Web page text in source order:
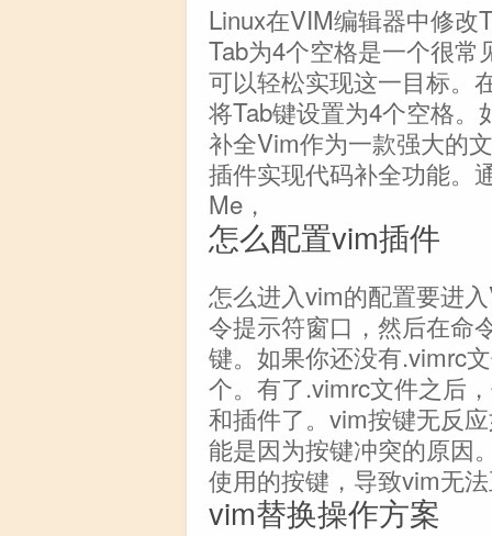
Linux在VIM编辑器中修改
Tab为4个空格是一个很
可以轻松实现这一目标。
将Tab键设置为4个空格
补全Vim作为一款强大的
插件实现代码补全功能。
Me，
怎么配置vim插件
怎么进入vim的配置要进
令提示符窗口，然后在命
键。如果你还没有.vimrc
个。有了.vimrc文件之后
和插件了。vim按键无反
能是因为按键冲突的原因
使用的按键，导致vim无
vim替换操作方案